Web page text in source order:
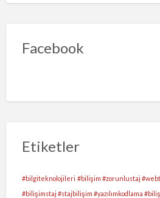
Facebook
Etiketler
#bilgiteknolojileri #bilişim #zorunlustaj
#bilişimstaj #stajbilişim #yazılımkodlama